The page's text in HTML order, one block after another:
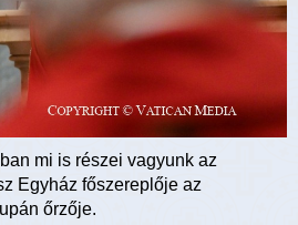
mi is részei vagyunk az
Egyház főszereplője az
őrzője.